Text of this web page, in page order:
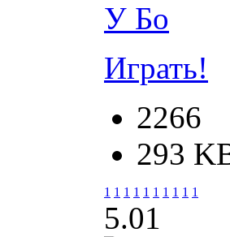
У Бо
Играть!
2266
293
1 1 1 1 1 1 1 1 1 1
5.01